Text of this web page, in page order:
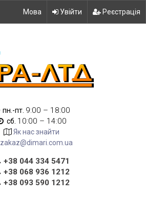
Мова Увійти Реєстрація
пн.-пт. 9:00 – 18:00
сб. 10:00 – 14:00
Як нас знайти
zakaz@dimari.com.ua
+38 044 334 5471
+38 068 936 1212
+38 093 590 1212